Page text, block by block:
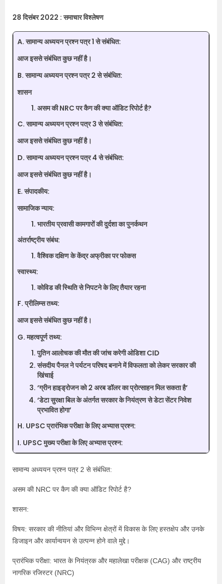
28 दिसंबर 2022 : समाचार विश्लेषण
A. सामान्य अध्ययन प्रश्न पत्र 1 से संबंधित:
आज इससे संबंधित कुछ नहीं है।
B. सामान्य अध्ययन प्रश्न पत्र 2 से संबंधित:
शासन
असम की NRC पर कैग की क्या ऑडिट रिपोर्ट है?
C. सामान्य अध्ययन प्रश्न पत्र 3 से संबंधित:
आज इससे संबंधित कुछ नहीं है।
D. सामान्य अध्ययन प्रश्न पत्र 4 से संबंधित:
आज इससे संबंधित कुछ नहीं है।
E. संपादकीय:
सामाजिक न्याय:
भारतीय प्रवासी कामगारों की दुर्दशा का पुनर्कथन
अंतर्राष्ट्रीय संबंध:
वैश्विक दक्षिण के केंद्र अफ्रीका पर फोकस
स्वास्थ्य:
कोविड की स्थिति से निपटने के लिए तैयार रहना
F. प्रीलिम्स तथ्य:
आज इससे संबंधित कुछ नहीं है।
G. महत्वपूर्ण तथ्य:
पुतिन आलोचक की मौत की जांच करेगी ओडिशा CID
संसदीय पैनल ने पर्यटन परिषद बनाने में विफलता को लेकर सरकार की
खिंचाई
‘ग्रीन हाइड्रोजन को 2 अरब डॉलर का प्रोत्साहन मिल सकता है’
‘डेटा सुरक्षा बिल के अंतर्गत सरकार के नियंत्रण से डेटा सेंटर निवेश
प्रभावित होगा’
H. UPSC प्रारंभिक परीक्षा के लिए अभ्यास प्रश्न:
I. UPSC मुख्य परीक्षा के लिए अभ्यास प्रश्न:
सामान्य अध्ययन प्रश्न पत्र 2 से संबंधित:
असम की NRC पर कैग की क्या ऑडिट रिपोर्ट है?
शासन:
विषय: सरकार की नीतियां और विभिन्न क्षेत्रों में विकास के लिए हस्तक्षेप और उनके
डिजाइन और कार्यान्वयन से उत्पन्न होने वाले मुद्दे।
प्रारंभिक परीक्षा: भारत के नियंत्रक और महालेखा परीक्षक (CAG) और राष्ट्रीय
नागरिक रजिस्टर (NRC)